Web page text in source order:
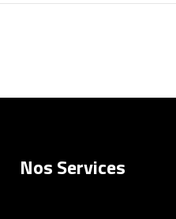
Nos Services